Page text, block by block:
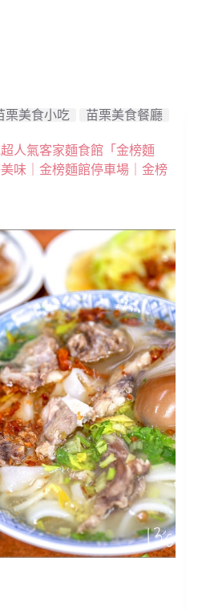
栗美食小吃 苗栗美食餐廳
人氣客家麵食館「金榜麵
味｜金榜麵館停車場｜金榜